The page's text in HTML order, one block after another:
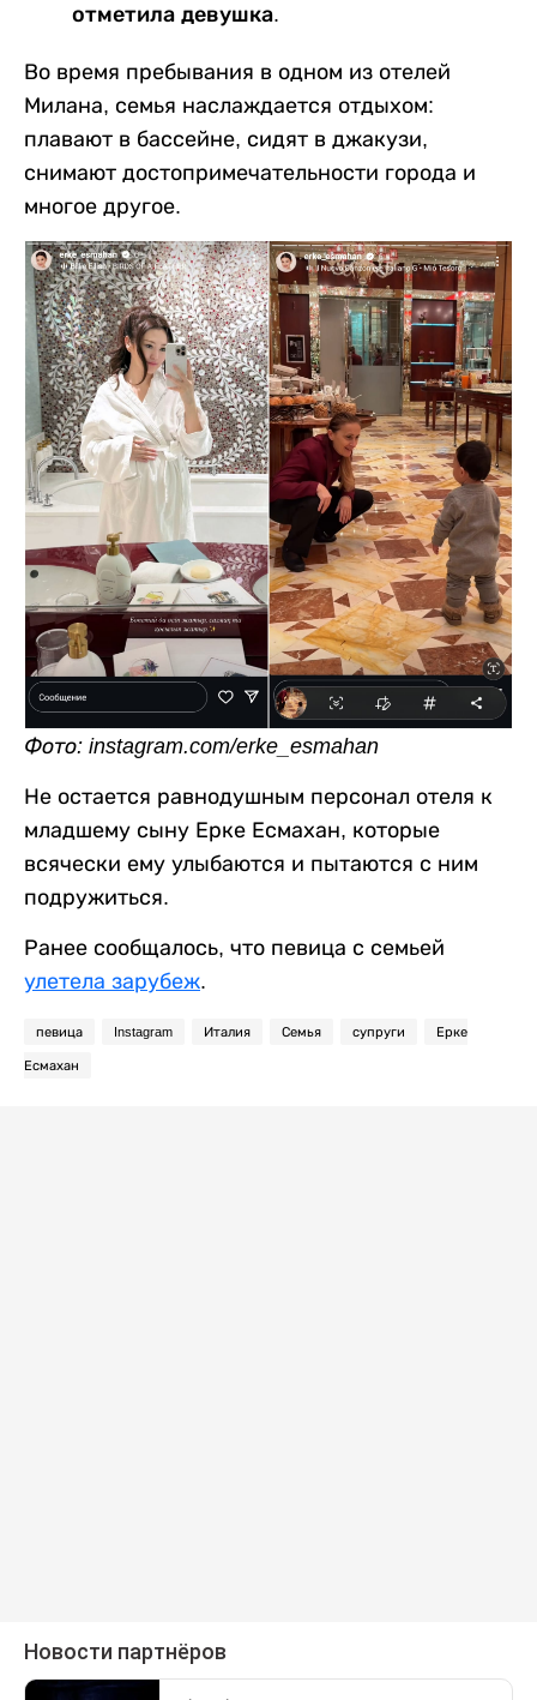
отметила девушка.
Во время пребывания в одном из отелей
Милана, семья наслаждается отдыхом:
плавают в бассейне, сидят в джакузи,
снимают достопримечательности города и
многое другое.
Фото: instagram.com/erke_esmahan
Не остается равнодушным персонал отеля к
младшему сыну Ерке Есмахан, которые
всячески ему улыбаются и пытаются с ним
подружиться.
Ранее сообщалось, что певица с семьей
улетела зарубеж.
певица Instagram Италия Семья супруги Ерке
Есмахан